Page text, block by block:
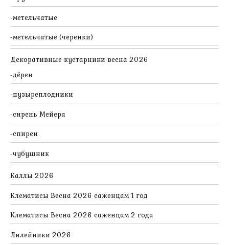
метельчатые
метельчатые (черенки)
Декоративные кустарники весна 2026
дёрен
пузыреплодники
сирень Мейера
спиреи
чубушник
Каллы 2026
Клематисы Весна 2026 саженцам 1 год
Клематисы Весна 2026 саженцам 2 года
Лилейники 2026